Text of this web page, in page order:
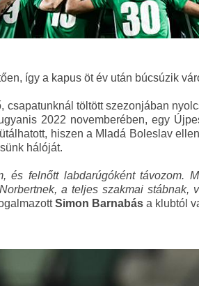
így a kapus öt év után búcsúzik
töltött szezonjában
2022 novemberében, egy
hiszen a Mladá Boleslav
hálóját.
felnőtt labdarúgóként távozom.
a teljes szakmai stábnak,
Simon Barnabás a klubtól